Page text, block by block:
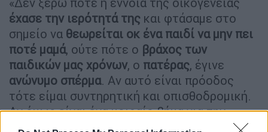
έχασε την ιερότητά της και φτάσαμε στο
σημείο να θεωρείται οκ ένα παιδί να μην πει
ποτέ μαμά, ούτε πότε ο βράχος των
παιδικών μας χρόνων, ο πατέρας, έγινε
ανώνυμο σπέρμα. Αν αυτό είναι πρόοδος
τότε είμαι συντηρητική και οπισθοδρομική.
Αν όμως είναι ένα μοιραίο βήμα για την
αποσύνθεση της κοινωνικής συνοχής την